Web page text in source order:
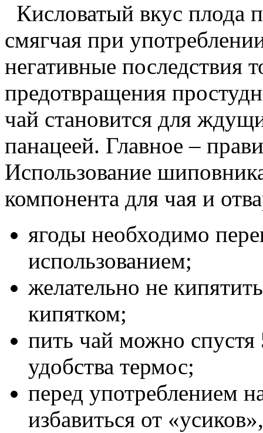
Кисловатый вкус плода
смягчая при
негативные последствия
предотвращения
чай становится для
панацеей. Главное –
Использование
компонента для чая и
ягоды необходимо
использованием;
желательно не
кипятком;
пить чай можно
удобства термос;
перед употреблением
избавиться от